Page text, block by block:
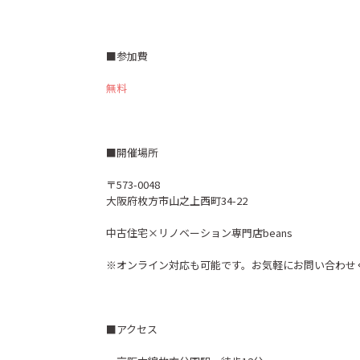
■参加費
無料
■開催場所
〒573-0048
大阪府枚方市山之上西町34-22
中古住宅×リノベーション専門店beans
※オンライン対応も可能です。お気軽にお問い合わ
■アクセス